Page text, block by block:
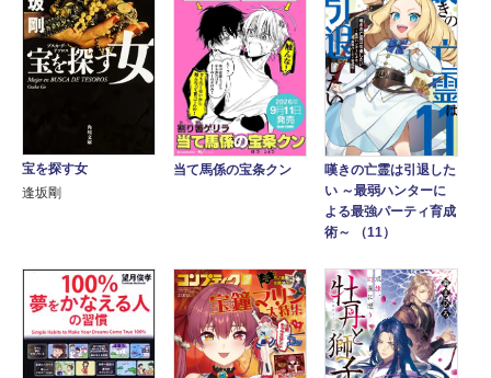
宝を探す女
逢坂剛
当て馬係の宝条クン
嘆きの亡霊は引退した
い ～最弱ハンターに
よる最強パーティ育成
術～ （11）